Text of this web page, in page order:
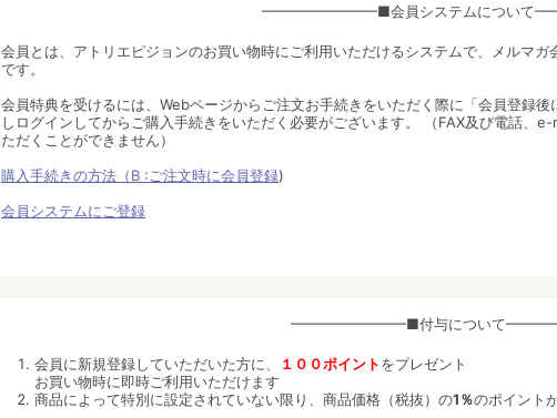
━━━━━━━━■会員システムについ
会員とは、アトリエピジョンのお買い物時にご利用いただけるシステムで、メルマ
です。
会員特典を受けるには、Webページからご注文お手続きをいただく際に「会員登録
しログインしてからご購入手続きをいただく必要がございます。 （FAX及び電話、
ただくことができません）
購入手続きの方法（B : ご注文時に会員登録)
会員システムにご登録
━━━━━━━━■付与について
会員に新規登録していただいた方に、 １００ポイントをプレゼント
お買い物時に即時ご利用いただけます
商品によって特別に設定されていない限り、商品価格（税抜）の1％のポイント